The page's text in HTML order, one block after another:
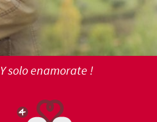
Y solo enamorate !